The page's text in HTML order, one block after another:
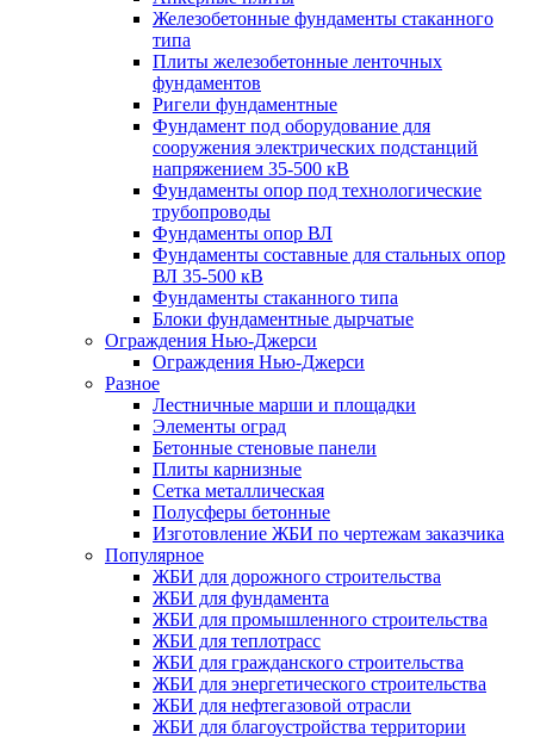
Железобетонные фундаменты стаканного
типа
Плиты железобетонные ленточных
фундаментов
Ригели фундаментные
Фундамент под оборудование для
сооружения электрических подстанций
напряжением 35-500 кВ
Фундаменты опор под технологические
трубопроводы
Фундаменты опор ВЛ
Фундаменты составные для стальных опор
ВЛ 35-500 кВ
Фундаменты стаканного типа
Блоки фундаментные дырчатые
Ограждения Нью-Джерси
Ограждения Нью-Джерси
Разное
Лестничные марши и площадки
Элементы оград
Бетонные стеновые панели
Плиты карнизные
Сетка металлическая
Полусферы бетонные
Изготовление ЖБИ по чертежам заказчика
Популярное
ЖБИ для дорожного строительства
ЖБИ для фундамента
ЖБИ для промышленного строительства
ЖБИ для теплотрасс
ЖБИ для гражданского строительства
ЖБИ для энергетического строительства
ЖБИ для нефтегазовой отрасли
ЖБИ для благоустройства территории